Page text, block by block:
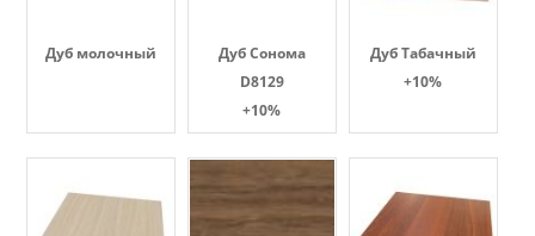
Дуб молочный
Дуб Сонома
D8129
+10%
Дуб Табачный
+10%